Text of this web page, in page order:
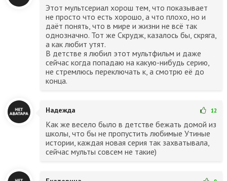
Этот мультсериал хорош тем, что показывает
не просто что есть хорошо, а что плохо, но и
даёт понять, что в мире и жизни не всё так
однозначно. Тот же Скрудж, казалось бы, скряга,
а как любит утят.
В детстве я любил этот мультфильм и даже
сейчас когда попадаю на какую-нибудь серию,
не стремлюсь переключать к, а смотрю её до
конца.
Надежда 12
Как же весело было в детстве бежать домой из
школы, что бы не пропустить любимые Утиные
истории, каждая новая серия так захватывала,
сейчас мульты совсем не такие)